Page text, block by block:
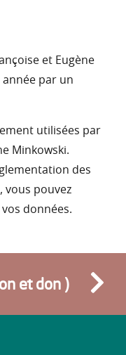
et Eugène
par un
utilisées par
Minkowski.
des
vous pouvez
données.
et don )